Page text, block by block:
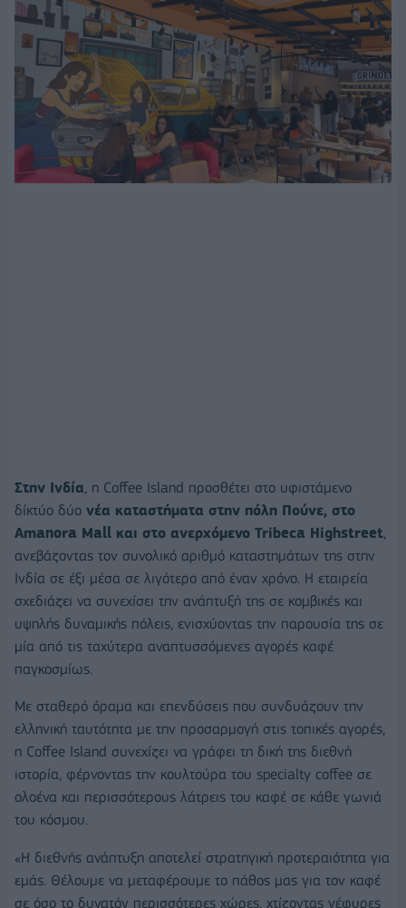
Στην Ινδία , η Coffee Island προσθέτει στο υφιστάμενο
δίκτύο δύο νέα καταστήματα στην πόλη Πούνε, στο
Amanora Mall και στο ανερχόμενο Tribeca Highstreet
ανεβάζοντας τον συνολικό αριθμό καταστημάτων της στην
Ινδία σε έξι μέσα σε λιγότερο από έναν χρόνο. Η εταιρεία
σχεδιάζει να συνεχίσει την ανάπτυξή της σε κομβικές και
υψηλής δυναμικής πόλεις, ενισχύοντας την παρουσία της σε
μία από τις ταχύτερα αναπτυσσόμενες αγορές καφέ
παγκοσμίως.
Με σταθερό όραμα και επενδύσεις που συνδυάζουν την
ελληνική ταυτότητα με την προσαρμογή στις τοπικές αγορές,
η Coffee Island συνεχίζει να γράφει τη δική της διεθνή
ιστορία, φέρνοντας την κουλτούρα του specialty coffee σε
ολοένα και περισσότερους λάτρεις του καφέ σε κάθε γωνιά
του κόσμου.
«Η διεθνής ανάπτυξη αποτελεί στρατηγική προτεραιότητα για
εμάς. Θέλουμε να μεταφέρουμε το πάθος μας για τον καφέ
σε όσο το δυνατόν περισσότερες χώρες, χτίζοντας γέφυρες